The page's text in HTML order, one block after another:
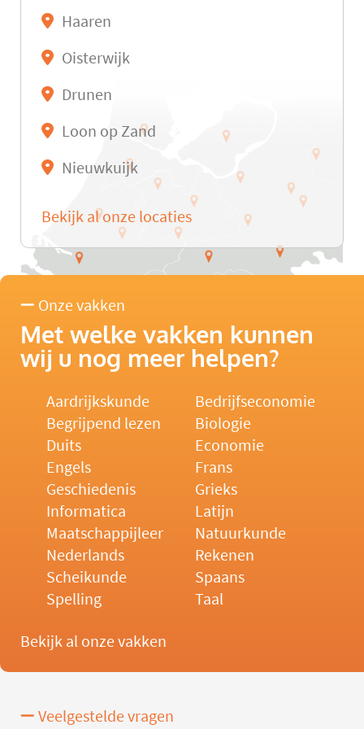
Haaren
Oisterwijk
Drunen
Loon op Zand
Nieuwkuijk
Bekijk al onze locaties
Onze vakken
Met welke vakken kunnen
wij u nog meer helpen?
Aardrijkskunde
Bedrijfseconomie
Begrijpend lezen
Biologie
Duits
Economie
Engels
Frans
Geschiedenis
Grieks
Informatica
Latijn
Maatschappijleer
Natuurkunde
Nederlands
Rekenen
Scheikunde
Spaans
Spelling
Taal
Bekijk al onze vakken
Veelgestelde vragen